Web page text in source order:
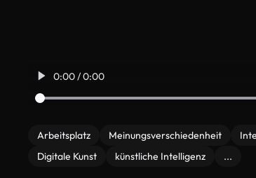
0:00 / 0:00
Arbeitsplatz Meinungsverschiedenheit
Digitale Kunst
künstliche Intelligenz ...